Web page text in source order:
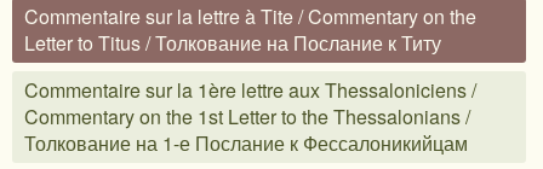
Commentaire sur la lettre à Tite / Commentary on the
Letter to Titus / Толкование на Послание к Титу
Commentaire sur la 1ère lettre aux Thessaloniciens /
Commentary on the 1st Letter to the Thessalonians /
Толкование на 1-е Послание к Фессалоникийцам